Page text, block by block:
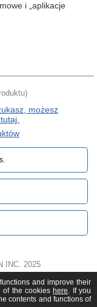
i „aplikacje
możesz
INC. 2025
and improve their
of the cookies here. If you
contents and functions of